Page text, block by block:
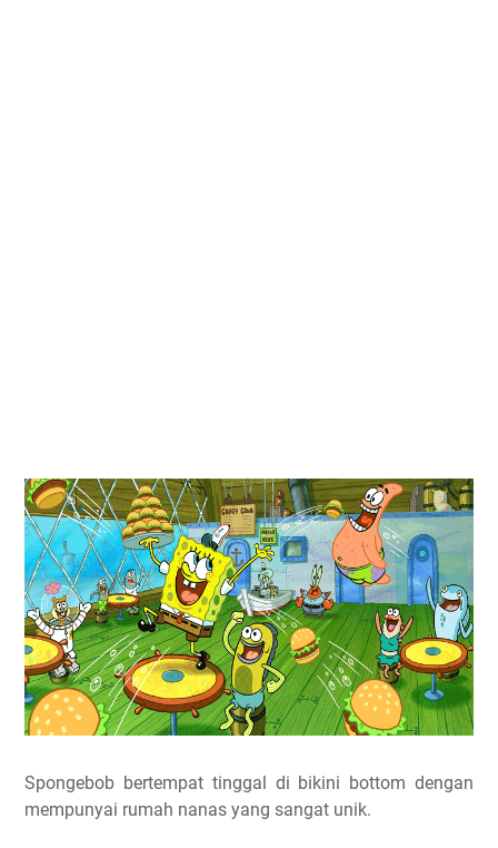
Spongebob bertempat tinggal di bikini bottom dengan
mempunyai rumah nanas yang sangat unik.